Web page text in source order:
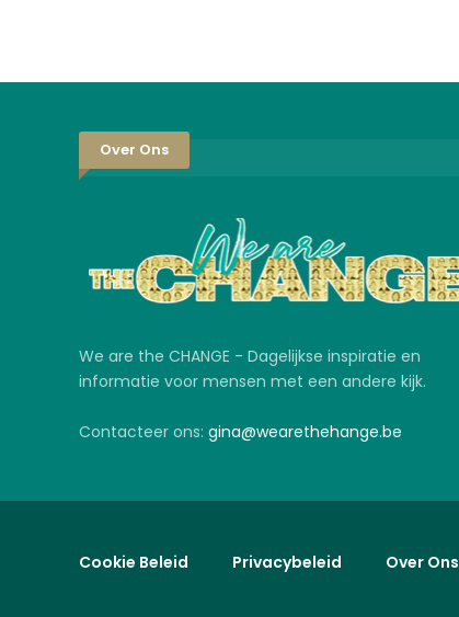
Over Ons
We are the CHANGE - Dagelijkse inspiratie en
informatie voor mensen met een andere kijk.
Contacteer ons: gina@wearethehange.be
Cookie Beleid Privacybeleid Over Ons